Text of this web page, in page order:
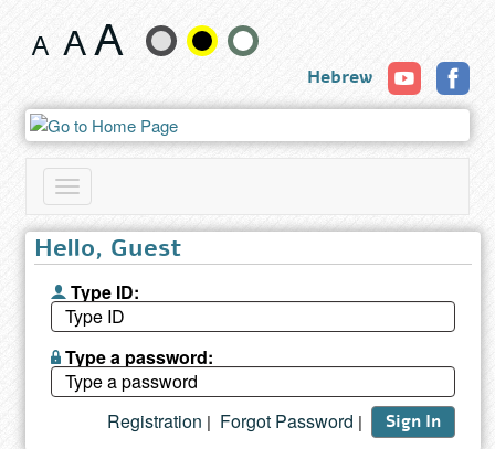
Change
size
and
color
Hebrew
Toggle
navigation
Hello, Guest
Type ID:
Type a password:
Sign In
|
Forgot Password
|
Registration